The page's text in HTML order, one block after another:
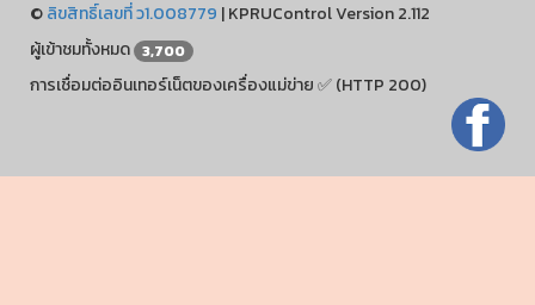
©ลิขสิทธิ์เลขที่ ว1.008779 |KPRUControl Version 2.112
ผู้เข้าชมทั้งหมด 3,700
การเชื่อมต่ออินเทอร์เน็ตของเครื่องแม่ข่าย ✅ (HTTP 200)